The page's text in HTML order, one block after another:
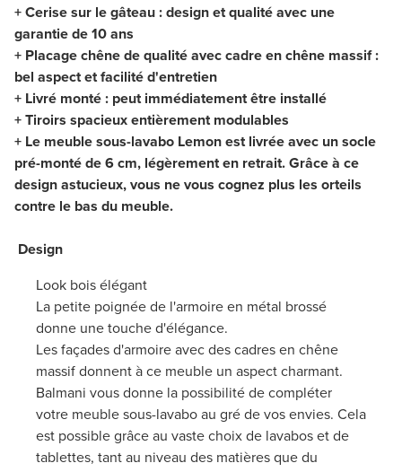
+ Cerise sur le gâteau : design et qualité avec une
garantie de 10 ans
+ Placage chêne de qualité avec cadre en chêne massif :
bel aspect et facilité d'entretien
+ Livré monté : peut immédiatement être installé
+ Tiroirs spacieux entièrement modulables
+ Le meuble sous-lavabo Lemon est livrée avec un socle
pré-monté de 6 cm, légèrement en retrait. Grâce à ce
design astucieux, vous ne vous cognez plus les orteils
contre le bas du meuble.
Design
Look bois élégant
La petite poignée de l'armoire en métal brossé
donne une touche d'élégance.
Les façades d'armoire avec des cadres en chêne
massif donnent à ce meuble un aspect charmant.
Balmani vous donne la possibilité de compléter
votre meuble sous-lavabo au gré de vos envies. Cela
est possible grâce au vaste choix de lavabos et de
tablettes, tant au niveau des matières que du